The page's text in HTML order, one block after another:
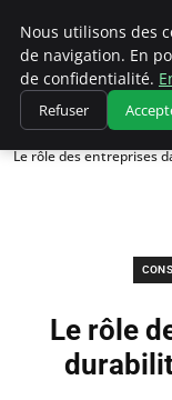
Accueil
Conservation
Le rôle des entreprises
Le rôle
Nous utilisons des
de navigation. En
de confidentialité.
Refuser